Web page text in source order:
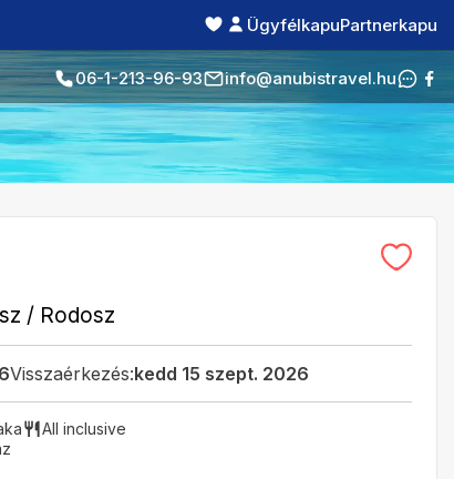
ÜgyfélkapuPartnerkapu
06-1-213-96-93 info@anubistravel.hu
/ Rodosz
Visszaérkezés:kedd 15 szept. 2026
All inclusive